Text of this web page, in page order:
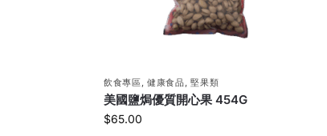
飲食專區,健康食品,堅果類
美國鹽焗優質開心果 454G
$65.00